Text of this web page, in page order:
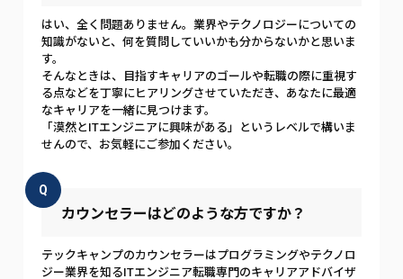
はい、全く問題ありません。業界やテクノロジーについての
知識がないと、何を質問していいかも分からないかと思いま
す。
そんなときは、目指すキャリアのゴールや転職の際に重視す
る点などを丁寧にヒアリングさせていただき、あなたに最適
なキャリアを一緒に見つけます。
「漠然とITエンジニアに興味がある」というレベルで構いま
せんので、お気軽にご参加ください。
Q
カウンセラーはどのような方ですか？
テックキャンプのカウンセラーはプログラミングやテクノロ
ジー業界を知るITエンジニア転職専門のキャリアアドバイザ